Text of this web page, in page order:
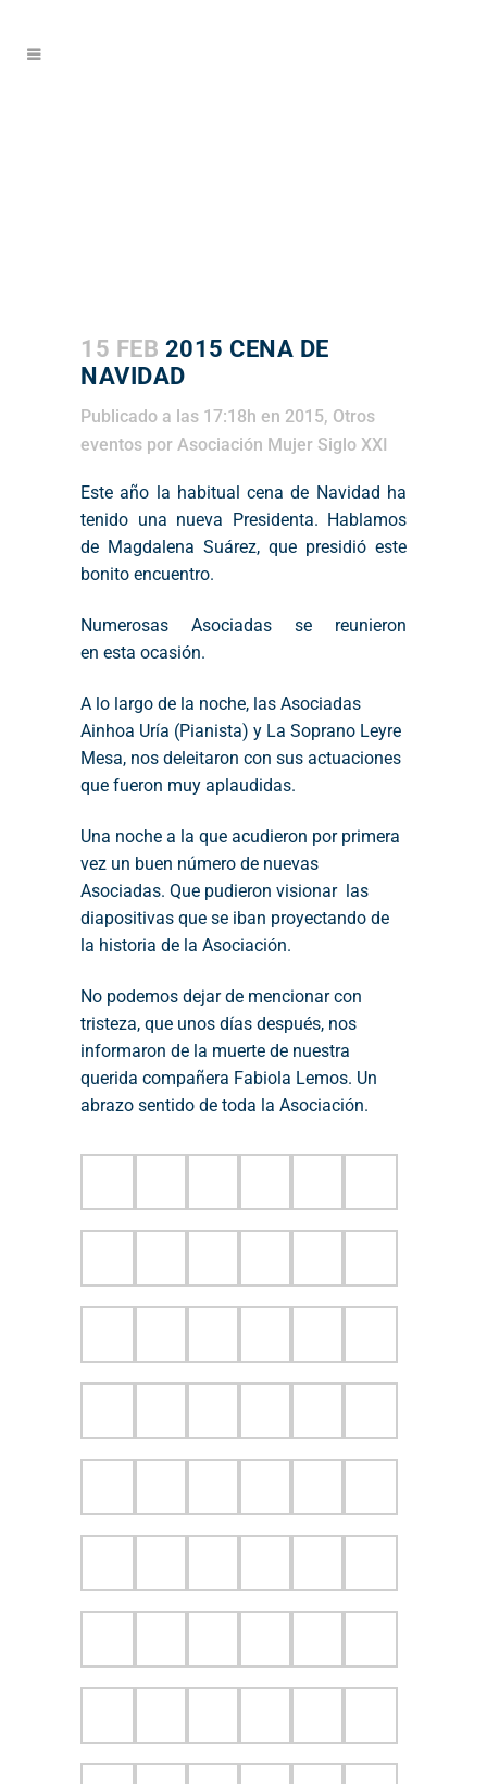
15 FEB 2015 CENA DE
NAVIDAD
Publicado a las 17:18h en 2015, Otros
eventos por Asociación Mujer Siglo XXI
Este año la habitual cena de Navidad ha
tenido una nueva Presidenta. Hablamos
de Magdalena Suárez, que presidió este
bonito encuentro.
Numerosas Asociadas se reunieron
en esta ocasión.
A lo largo de la noche, las Asociadas
Ainhoa Uría (Pianista) y La Soprano Leyre
Mesa, nos deleitaron con sus actuaciones
que fueron muy aplaudidas.
Una noche a la que acudieron por primera
vez un buen número de nuevas
Asociadas. Que pudieron visionar las
diapositivas que se iban proyectando de
la historia de la Asociación.
No podemos dejar de mencionar con
tristeza, que unos días después, nos
informaron de la muerte de nuestra
querida compañera Fabiola Lemos. Un
abrazo sentido de toda la Asociación.